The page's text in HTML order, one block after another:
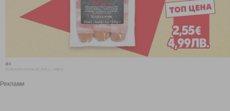
Реклами